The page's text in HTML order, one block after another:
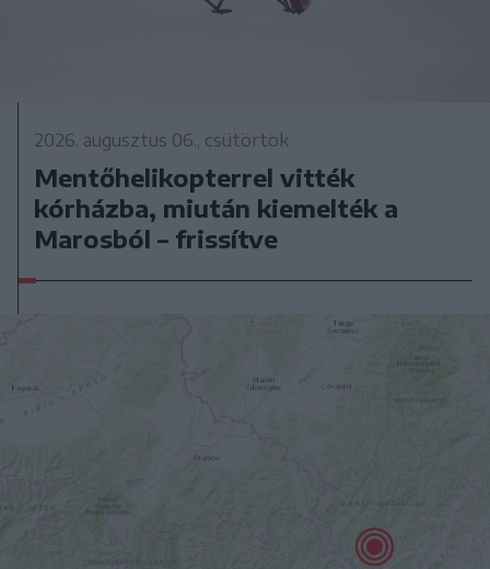
2026. augusztus 06., csütörtök
Mentőhelikopterrel vitték
kórházba, miután kiemelték a
Marosból – frissítve